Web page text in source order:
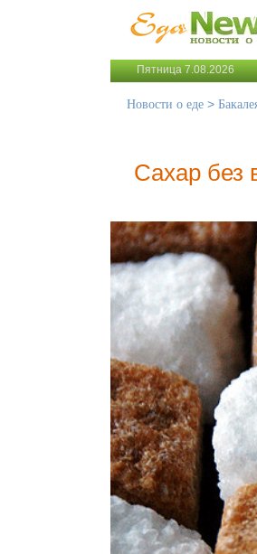
Пятница 7.08.2026
Новости о еде >
Сахар без